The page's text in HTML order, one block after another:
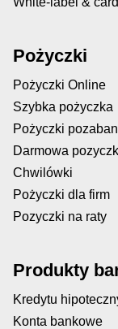
Pożyczki
Pożyczki Online
Szybka pożyczka
Pożyczki
Darmowa
Chwilówki
Pożyczki dla firm
Pozyczki na raty
Produkty
Kredytu
Konta bankowe